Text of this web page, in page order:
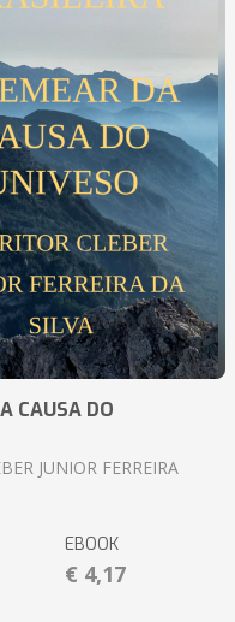
CAUSA DO
JUNIOR FERREIRA
EBOOK
€ 4,17